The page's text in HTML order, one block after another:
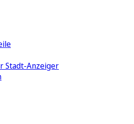
Stadt-Anzeiger